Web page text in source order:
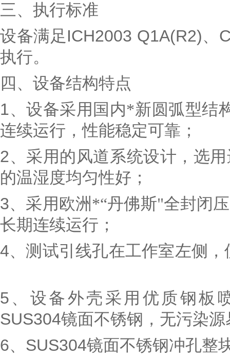
三、 执行标准
设备满足 ICH2003 Q1A(R2)、
执行。
四、设备结构特点
1、设备采用国内*新圆弧型结
连续运行，性能稳定可靠；
2、采用的风道系统设计，选
的温湿度均匀性好；
3、采用欧洲*“丹佛斯"全封闭
长期连续运行；
4、测试引线孔在工作室左侧
5 、设备外壳采用优质钢板
SUS304镜面不锈钢，无污染
6、 SUS304镜面不锈钢冲孔整